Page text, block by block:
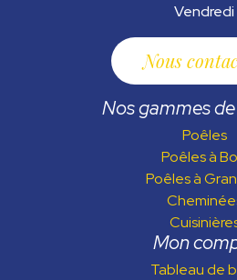
Vendredi
Nous
Nos gammes
Poêles
Poêles à
Poêles à
Mon
Tableau de